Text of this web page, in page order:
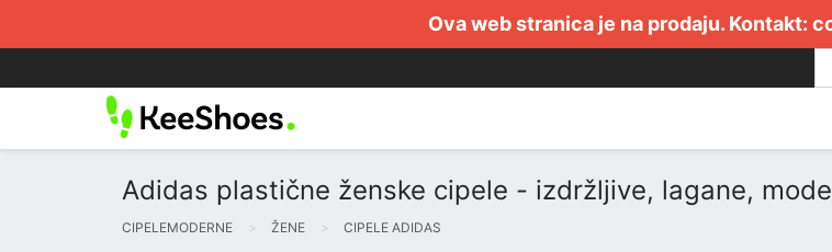
Ova web stranica je na prodaju. Kontakt:
Adidas plastične ženske cipele - izdržljive, lagane,
CIPELEMODERNE ŽENE CIPELE ADIDAS